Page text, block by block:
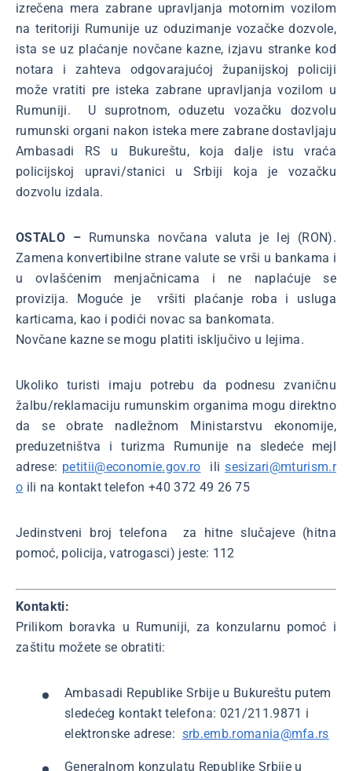
izrečena mera zabrane upravljanja motornim vozilom
na teritoriji Rumunije uz oduzimanje vozačke dozvole,
ista se uz plaćanje novčane kazne, izjavu stranke kod
notara i zahteva odgovarajućoj županijskoj policiji
može vratiti pre isteka zabrane upravljanja vozilom u
Rumuniji. U suprotnom, oduzetu vozačku dozvolu
rumunski organi nakon isteka mere zabrane dostavljaju
Ambasadi RS u Bukureštu, koja dalje istu vraća
policijskoj upravi/stanici u Srbiji koja je vozačku
dozvolu izdala.
OSTALO –
Rumunska novčana valuta je lej (RON).
Zamena konvertibilne strane valute se vrši u bankama i
u ovlašćenim menjačnicama i ne naplaćuje se
provizija. Moguće je vršiti plaćanje roba i usluga
karticama, kao i podići novac sa bankomata.
Novčane kazne se mogu platiti isključivo u lejima.
Ukoliko turisti imaju potrebu da podnesu zvaničnu
žalbu/reklamaciju rumunskim organima mogu direktno
da se obrate nadležnom Ministarstvu ekonomije,
preduzetništva i turizma Rumunije na sledeće mejl
adrese: petitii@economie.gov.ro ilisesizari@mturism.r
o ili na kontakt telefon +40 372 49 26 75
Jedinstveni broj telefona za hitne slučajeve (hitna
pomoć, policija, vatrogasci) jeste: 112
Kontakti:
Prilikom boravka u Rumuniji, za konzularnu pomoć i
zaštitu možete se obratiti:
Ambasadi Republike Srbije u Bukureštu putem
sledećeg kontakt telefona: 021/211.9871 i
elektronske adrese: srb.emb.romania@mfa.rs
Generalnom konzulatu Republike Srbije u